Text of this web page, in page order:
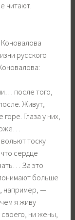
читают.
русского
после того,
Живут,
Глаза у них,
тоску
сердце
За это
больше
например, —
я живу
своего, ни жены,